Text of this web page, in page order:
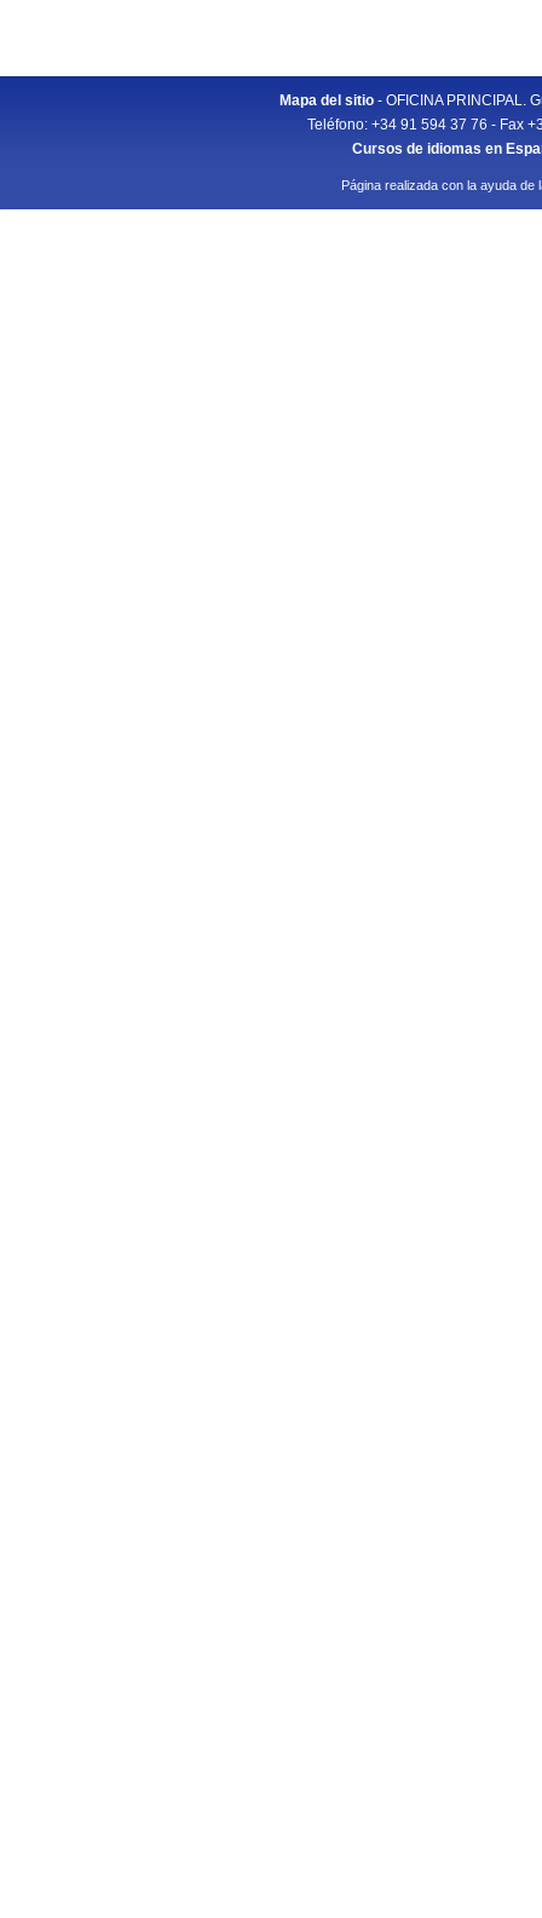
Mapa del sitio- OFICINA PRINCIPAL.
Teléfono: +34 91 594 37 76 - Fax
Cursos de idiomas en
Página realizada con la ayuda